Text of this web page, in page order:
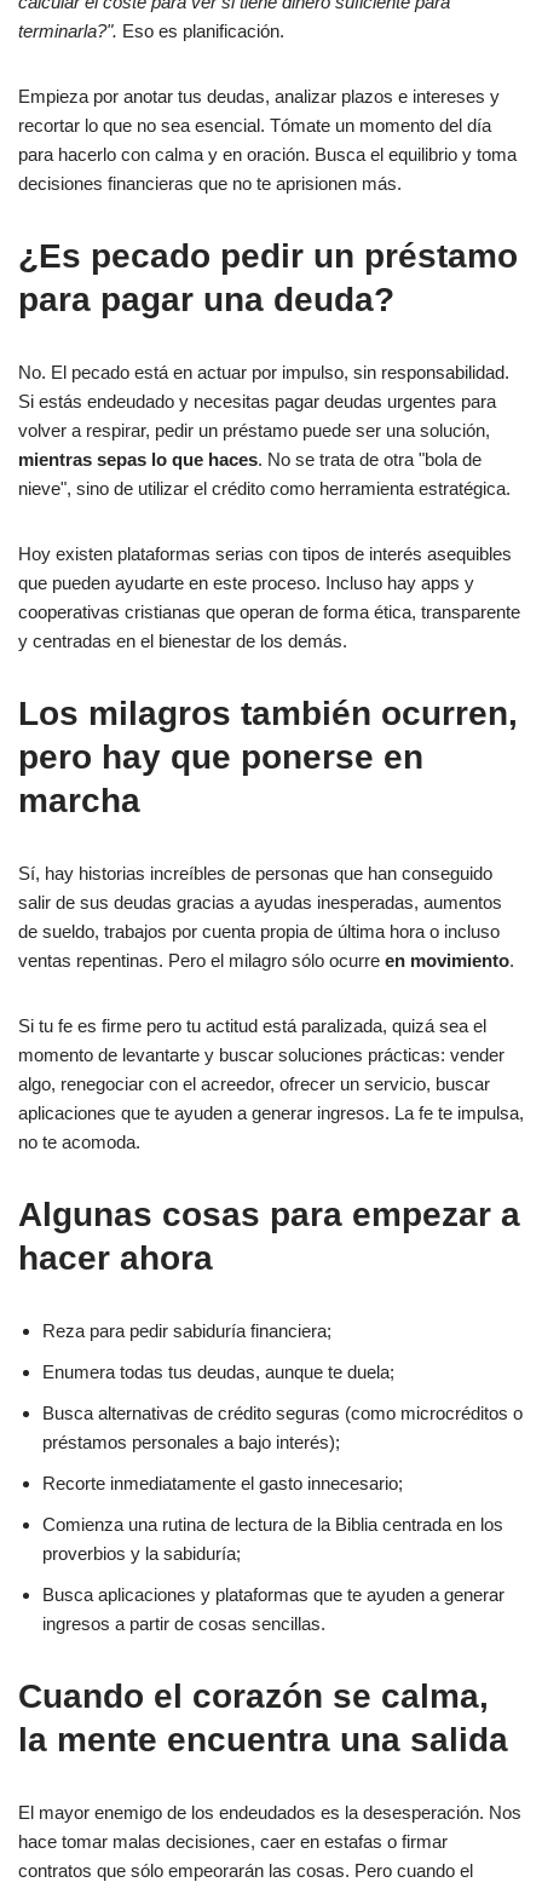
terminarla?". Eso es planificación.
Empieza por anotar tus deudas, analizar plazos e intereses y
recortar lo que no sea esencial. Tómate un momento del día
para hacerlo con calma y en oración. Busca el equilibrio y toma
decisiones financieras que no te aprisionen más.
¿Es pecado pedir un préstamo
para pagar una deuda?
No. El pecado está en actuar por impulso, sin responsabilidad.
Si estás endeudado y necesitas pagar deudas urgentes para
volver a respirar, pedir un préstamo puede ser una solución,
mientras sepas lo que haces. No se trata de otra "bola de
nieve", sino de utilizar el crédito como herramienta estratégica.
Hoy existen plataformas serias con tipos de interés asequibles
que pueden ayudarte en este proceso. Incluso hay apps y
cooperativas cristianas que operan de forma ética, transparente
y centradas en el bienestar de los demás.
Los milagros también ocurren,
pero hay que ponerse en
marcha
Sí, hay historias increíbles de personas que han conseguido
salir de sus deudas gracias a ayudas inesperadas, aumentos
de sueldo, trabajos por cuenta propia de última hora o incluso
ventas repentinas. Pero el milagro sólo ocurre en movimiento.
Si tu fe es firme pero tu actitud está paralizada, quizá sea el
momento de levantarte y buscar soluciones prácticas: vender
algo, renegociar con el acreedor, ofrecer un servicio, buscar
aplicaciones que te ayuden a generar ingresos. La fe te impulsa,
no te acomoda.
Algunas cosas para empezar a
hacer ahora
Reza para pedir sabiduría financiera;
Enumera todas tus deudas, aunque te duela;
Busca alternativas de crédito seguras (como microcréditos o
préstamos personales a bajo interés);
Recorte inmediatamente el gasto innecesario;
Comienza una rutina de lectura de la Biblia centrada en los
proverbios y la sabiduría;
Busca aplicaciones y plataformas que te ayuden a generar
ingresos a partir de cosas sencillas.
Cuando el corazón se calma,
la mente encuentra una salida
El mayor enemigo de los endeudados es la desesperación. Nos
hace tomar malas decisiones, caer en estafas o firmar
contratos que sólo empeorarán las cosas. Pero cuando el